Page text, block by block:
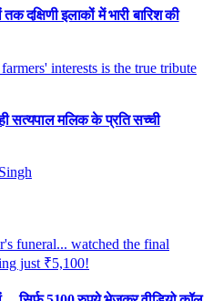
दक्षिणी इलाकों में भारी बारिश की
सत्यपाल मलिक के प्रति सच्ची